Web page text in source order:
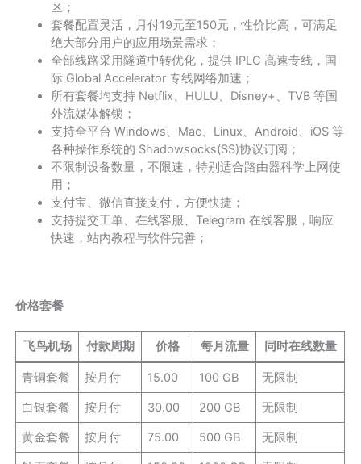
区；
套餐配置灵活，月付19元至150元，性价比高，可满足
绝大部分用户的应用场景需求；
全部线路采用隧道中转优化，提供 IPLC 高速专线，国
际 Global Accelerator 专线网络加速；
所有套餐均支持 Netflix、HULU、Disney+、TVB 等国
外流媒体解锁；
支持全平台 Windows、Mac、Linux、Android、iOS 等
各种操作系统的 Shadowsocks(SS)协议订阅；
不限制设备数量，不限速，特别适合路由器科学上网使
用；
支付宝、微信直接支付，方便快捷；
支持提交工单、在线客服、Telegram 在线客服，响应
快速，站内教程与软件完善；
价格套餐
飞鸟机场 付款周期 价格 每月流量 同时在线数量
青铜套餐 按月付 15.00 100 GB 无限制
白银套餐 按月付 30.00 200 GB 无限制
黄金套餐 按月付 75.00 500 GB 无限制